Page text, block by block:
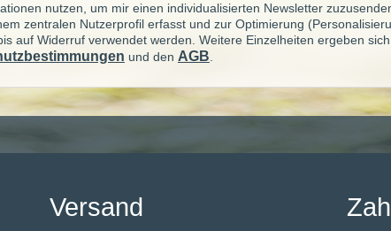
nutzen, um mir einen individualisierten Newsletter
zentralen Nutzerprofil erfasst und zur Optimierung
auf Widerruf verwendet werden. Weitere Einzelheiten ergeben
und den AGB
Versand